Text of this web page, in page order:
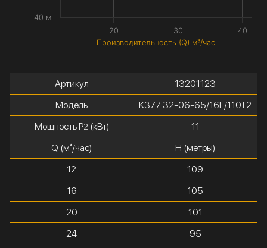
Производительность (Q) м³/час
20 30 40
40 м
Артикул
13201123
Модель
К377 32-06-65/16Е/110Т2
Мощность P2(кВт)
11
Q (м³/час)
H (метры)
12
109
16
105
20
101
24
95